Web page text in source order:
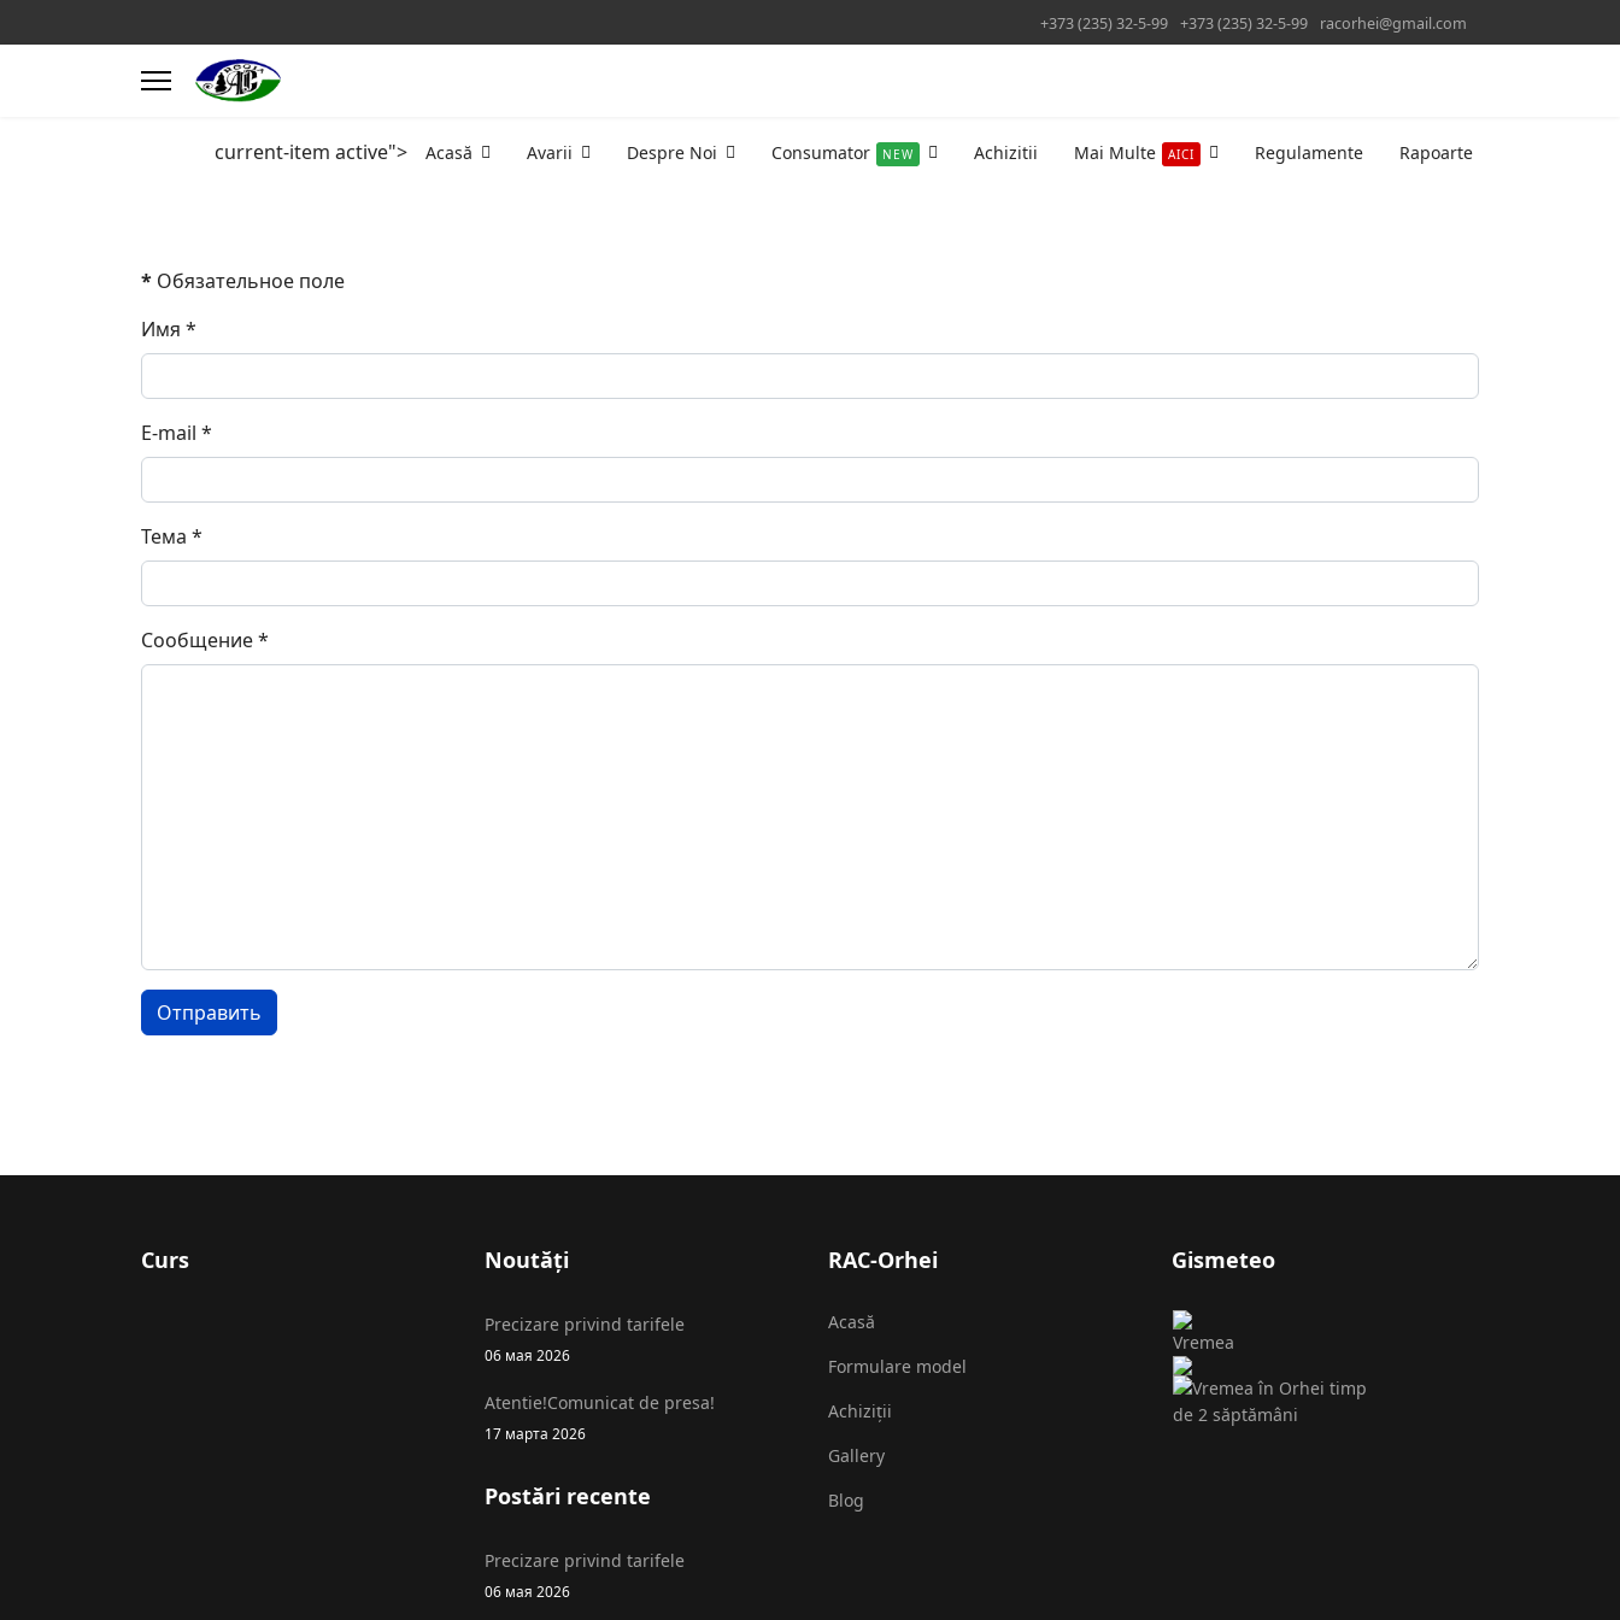
+373 (235) 32-5-99 +373 (235) 32-5-99 racorhei@gmail.com
current-item active"> Acasă Avarii Despre Noi Consumator NEW Achizitii Mai Multe AICI Regulamente Rapoarte
* Обязательное поле
Имя *
E-mail *
Тема *
Сообщение*
Отправить
Curs Noutăți
Precizare privind tarifele
06 мая 2026
Atentie!Comunicat de presa!
17 марта 2026
Postări recente
Precizare privind tarifele
06 мая 2026
RAC-Orhei
Acasă
Formulare model
Achiziții
Gallery
Blog
Gismeteo